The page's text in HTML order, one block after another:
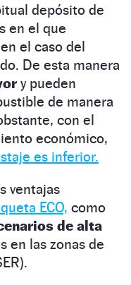
depósito de
en el que
el caso del
De esta manera
y pueden
de manera
con el
económico,
es inferior.
ventajas
ECO, como
de alta
en las zonas de